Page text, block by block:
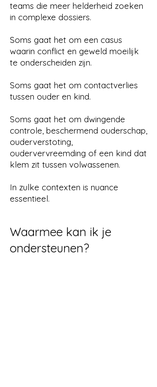
teams die meer helderheid zoeken
in complexe dossiers.
Soms gaat het om een casus
waarin conflict en geweld moeilijk
te onderscheiden zijn.
Soms gaat het om contactverlies
tussen ouder en kind.
Soms gaat het om dwingende
controle, beschermend ouderschap,
ouderverstoting,
oudervervreemding of een kind dat
klem zit tussen volwassenen.
In zulke contexten is nuance
essentieel.
Waarmee kan ik je
ondersteunen?